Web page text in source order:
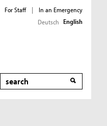
For Staff |
In an Emergency
Deutsch English
Search